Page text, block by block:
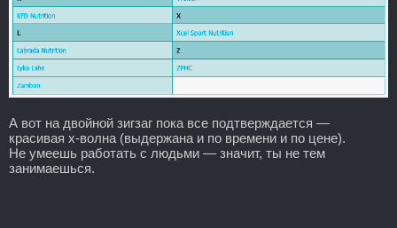
А вот на двойной зигзаг пока все подтверждается —
красивая х-волна (выдержана и по времени и по цене).
Не умеешь работать с людьми — значит, ты не тем
занимаешься.